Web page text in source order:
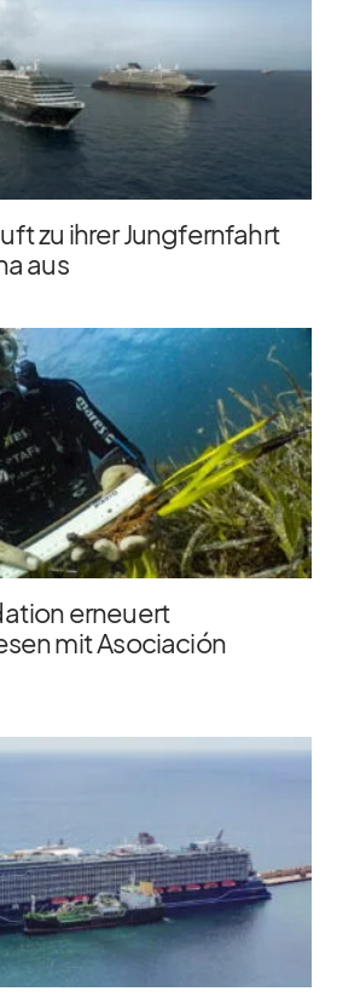
zu ihrer Jungfernfahrt
aus
erneuert
mit Asociación